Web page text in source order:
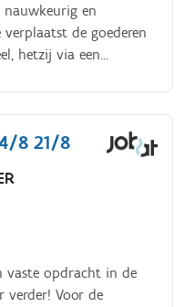
en
verplaatst de goederen
hetzij via een
opleiding)
andere collega, een
of rechtstreeks
8 21/8
vaste opdracht in de
verder! Voor de